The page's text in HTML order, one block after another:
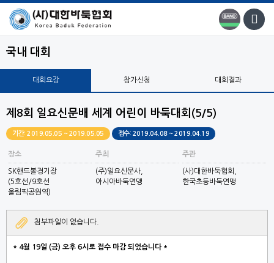
국내 대회
대회요강 참가신청 대회결과
제8회 일요신문배 세계 어린이 바둑대회(5/5)
기간: 2019.05.05 ~ 2019.05.05 접수: 2019.04.08 ~ 2019.04.19
장소
SK핸드볼경기장
(5호선/9호선
올림픽공원역)
주최
(주)일요신문사,
아시아바둑연맹
주관
(사)대한바둑협회,
한국초등바둑연맹
첨부파일이 없습니다.
* 4월 19일 (금) 오후 6시로 접수 마감 되었습니다 *